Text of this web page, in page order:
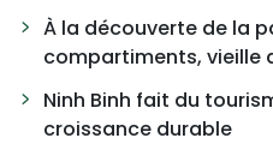
À la découverte de la
compartiments, vieille
Ninh Binh fait du
croissance durable